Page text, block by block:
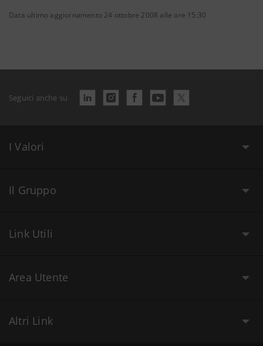
Data ultimo aggiornamento 24 ottobre 2008 alle ore 15:30
Seguici anche su
I Valori
Il Gruppo
Link Utili
Area Utente
Altri Link